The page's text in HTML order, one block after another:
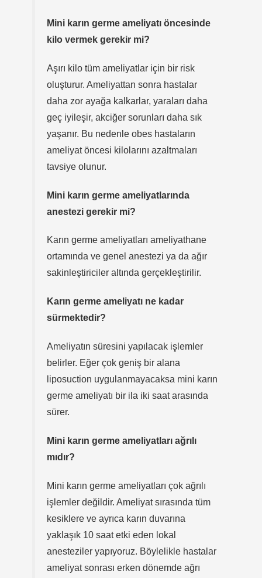
Mini karın germe ameliyatı öncesinde
kilo vermek gerekir mi?
Aşırı kilo tüm ameliyatlar için bir risk
oluşturur. Ameliyattan sonra hastalar
daha zor ayağa kalkarlar, yaraları daha
geç iyileşir, akciğer sorunları daha sık
yaşanır. Bu nedenle obes hastaların
ameliyat öncesi kilolarını azaltmaları
tavsiye olunur.
Mini karın germe ameliyatlarında
anestezi gerekir mi?
Karın germe ameliyatları ameliyathane
ortamında ve genel anestezi ya da ağır
sakinleştiriciler altında gerçekleştirilir.
Karın germe ameliyatı ne kadar
sürmektedir?
Ameliyatın süresini yapılacak işlemler
belirler. Eğer çok geniş bir alana
liposuction uygulanmayacaksa mini karın
germe ameliyatı bir ila iki saat arasında
sürer.
Mini karın germe ameliyatları ağrılı
mıdır?
Mini karın germe ameliyatları çok ağrılı
işlemler değildir. Ameliyat sırasında tüm
kesiklere ve ayrıca karın duvarına
yaklaşık 10 saat etki eden lokal
anesteziler yapıyoruz. Böylelikle hastalar
ameliyat sonrası erken dönemde ağrı